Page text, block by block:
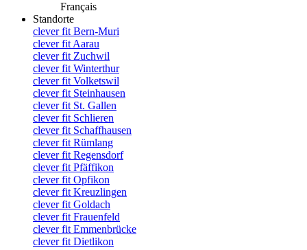
Français
Standorte
clever fit Bern-Muri
clever fit Aarau
clever fit Zuchwil
clever fit Winterthur
clever fit Volketswil
clever fit Steinhausen
clever fit St. Gallen
clever fit Schlieren
clever fit Schaffhausen
clever fit Rümlang
clever fit Regensdorf
clever fit Pfäffikon
clever fit Opfikon
clever fit Kreuzlingen
clever fit Goldach
clever fit Frauenfeld
clever fit Emmenbrücke
clever fit Dietlikon